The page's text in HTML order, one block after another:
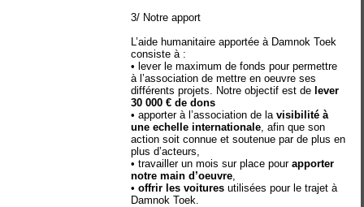
3/ Notre apport
L’aide humanitaire apportée à Damnok Toek
consiste à :
• lever le maximum de fonds pour permettre
à l’association de mettre en oeuvre ses
différents projets. Notre objectif est de lever
30 000 € de dons
• apporter à l’association de lavisibilité à
une echelle internationale, afin que son
action soit connue et soutenue par de plus en
plus d’acteurs,
• travailler un mois sur place pourapporter
notre main d’oeuvre,
•offrir les voitures utilisées pour le trajet à
Damnok Toek.